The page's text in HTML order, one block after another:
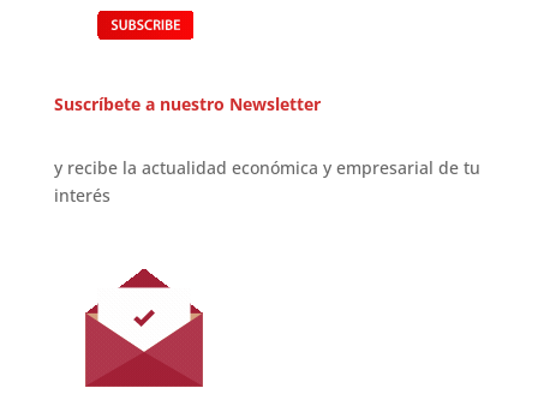
Suscríbete a nuestro Newsletter
y recibe la actualidad económica y empresarial de tu
interés